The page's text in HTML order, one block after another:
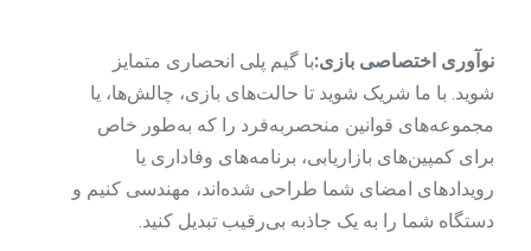
نوآوری اختصاصی بازی:با گیم پلی انحصاری متمایز
شوید. با ما شریک شوید تا حالت‌های بازی، چالش‌ها، یا
مجموعه‌های قوانین منحصربه‌فرد را که به‌طور خاص
برای کمپین‌های بازاریابی، برنامه‌های وفاداری یا
رویدادهای امضای شما طراحی شده‌اند، مهندسی کنیم و
دستگاه شما را به یک جاذبه بی‌رقیب تبدیل کنید.